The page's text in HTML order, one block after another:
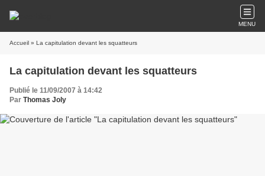
MENU
Accueil » La capitulation devant les squatteurs
La capitulation devant les squatteurs
Publié le 11/09/2007 à 14:42
Par Thomas Joly